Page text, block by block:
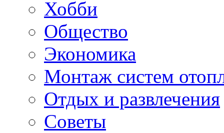
Хобби
Общество
Экономика
Монтаж систем
Отдых и развлечения
Советы